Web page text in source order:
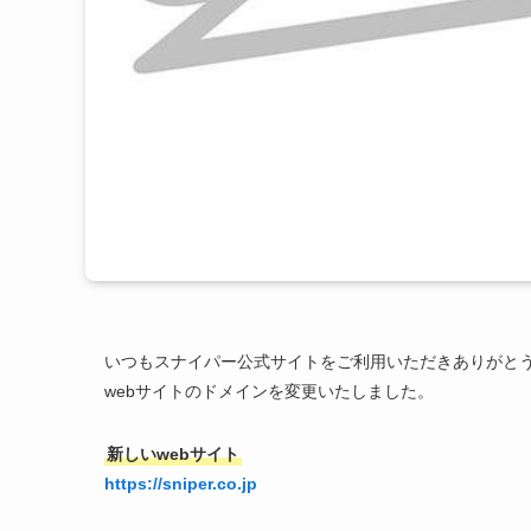
いつもスナイパー公式サイトをご利用いただきありがと
webサイトのドメインを変更いたしました。
新しいwebサイト
https://sniper.co.jp